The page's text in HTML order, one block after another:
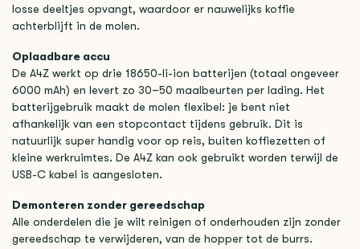
losse deeltjes opvangt, waardoor er nauwelijks koffie
achterblijft in de molen.
Oplaadbare accu
De A4Z werkt op drie 18650-li-ion batterijen (totaal ongeveer
6000 mAh) en levert zo 30–50 maalbeurten per lading. Het
batterijgebruik maakt de molen flexibel: je bent niet
afhankelijk van een stopcontact tijdens gebruik. Dit is
natuurlijk super handig voor op reis, buiten koffiezetten of
kleine werkruimtes. De A4Z kan ook gebruikt worden terwijl de
USB-C kabel is aangesloten.
Demonteren zonder gereedschap
Alle onderdelen die je wilt reinigen of onderhouden zijn zonder
gereedschap te verwijderen, van de hopper tot de burrs.